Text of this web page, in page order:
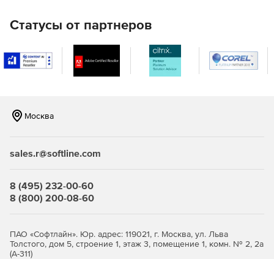
ресурсах Windows.
Осуществляет поддержку файлов MicrosoftOffice, а
также документов, созданных в более ранних версиях
Word, Excel и PowerPoint.
были удалены до установки Undelete.
в «Корзине».
строки.
Версии программы Diskeeper Undelete:
Статусы от партнеров
Москва
sales.r@softline.com
8 (495) 232-00-60
8 (800) 200-08-60
ПАО «Софтлайн». Юр. адрес: 119021, г. Москва, ул. Льва
Толстого, дом 5, строение 1, этаж 3, помещение 1, комн. № 2, 2а
(А-311)